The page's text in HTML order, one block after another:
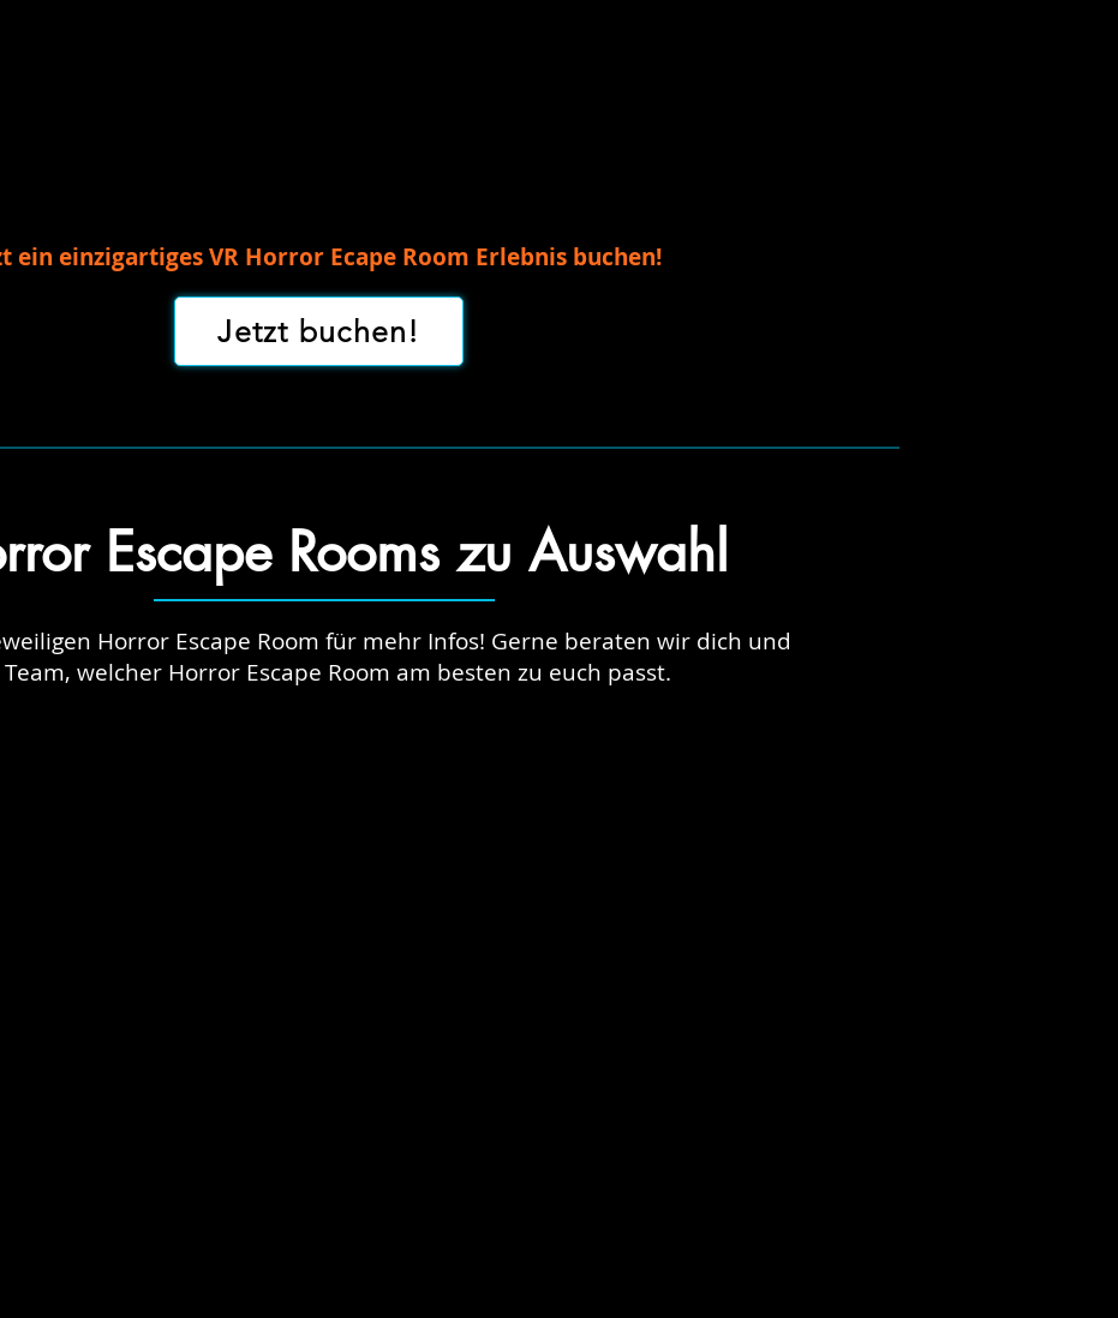
ein einzigartiges VR Horror Ecape Room Erlebnis buchen!
Jetzt buchen!
Escape Rooms zu Auswahl
Horror Escape Room für mehr Infos! Gerne beraten wir dich und
welcher Horror Escape Room am besten zu euch passt.